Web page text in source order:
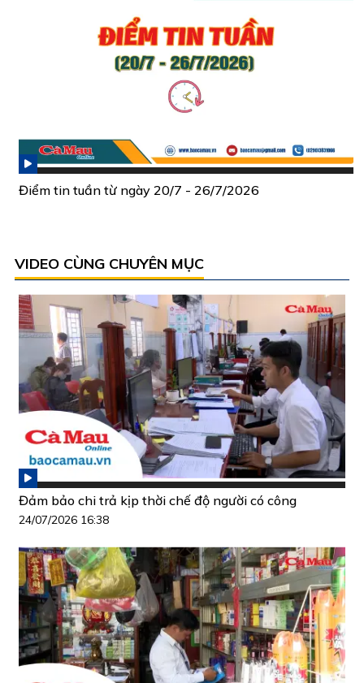
Điểm tin tuần từ ngày 20/7 - 26/7/2026
VIDEO CÙNG CHUYÊN MỤC
Đảm bảo chi trả kịp thời chế độ người có công
24/07/2026 16:38